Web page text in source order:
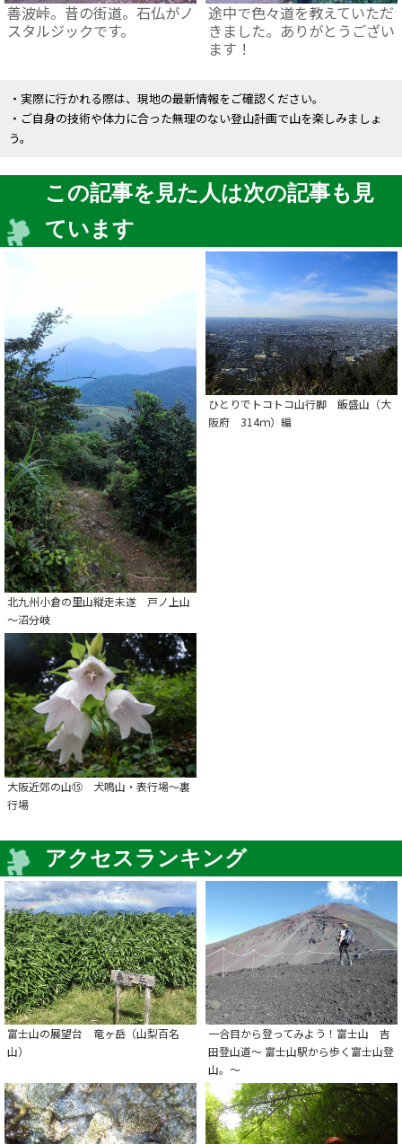
善波峠。昔の街道。石仏がノ
スタルジックです。
途中で色々道を教えていただ
きました。ありがとうござい
ます！
・実際に行かれる際は、現地の最新情報をご確認ください。
・ご自身の技術や体力に合った無理のない登山計画で山を楽しみましょ
う。
この記事を見た人は次の記事も見
ています
北九州小倉の里山縦走未遂 戸ノ上山
～沼分岐
ひとりでトコトコ山行脚 飯盛山（大
阪府 314ｍ）編
大阪近郊の山⑮ 犬鳴山・表行場～裏
行場
アクセスランキング
富士山の展望台 竜ヶ岳（山梨百名
山）
一合目から登ってみよう！富士山 吉
田登山道～ 富士山駅から歩く富士山登
山。～